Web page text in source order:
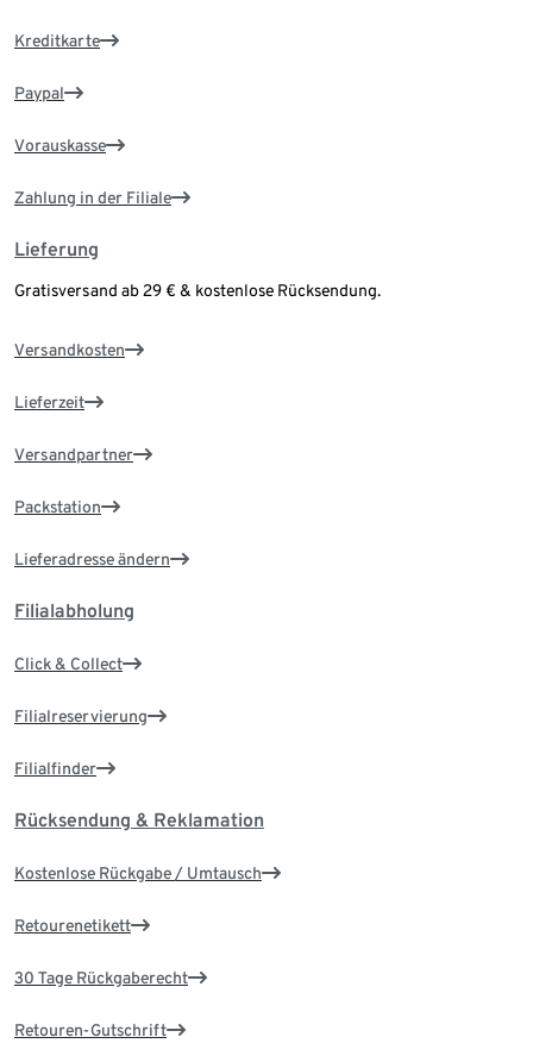
Kreditkarte
Paypal
Vorauskasse
Zahlung in der Filiale
Lieferung
Gratisversand ab 29 € & kostenlose Rücksendung.
Versandkosten
Lieferzeit
Versandpartner
Packstation
Lieferadresse ändern
Filialabholung
Click & Collect
Filialreservierung
Filialfinder
Rücksendung & Reklamation
Kostenlose Rückgabe / Umtausch
Retourenetikett
30 Tage Rückgaberecht
Retouren-Gutschrift